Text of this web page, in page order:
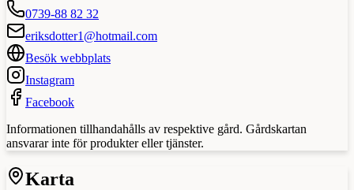
0739-88 82 32
eriksdotter1@hotmail.com
Besök webbplats
Instagram
Facebook
Informationen tillhandahålls av respektive gård. Gårdskartan
ansvarar inte för produkter eller tjänster.
Karta